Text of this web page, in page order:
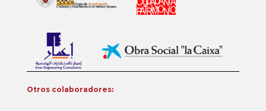
Otros colaboradores: